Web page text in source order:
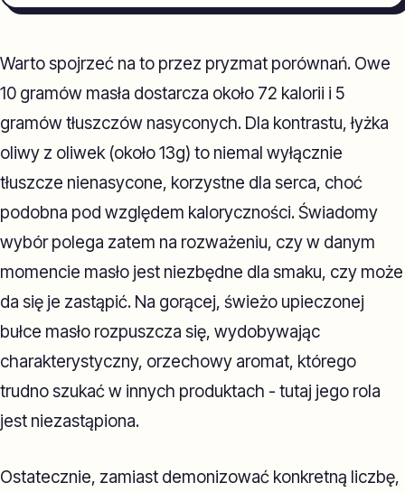
Warto spojrzeć na to przez pryzmat porównań. Owe
10 gramów masła dostarcza około 72 kalorii i 5
gramów tłuszczów nasyconych. Dla kontrastu, łyżka
oliwy z oliwek (około 13g) to niemal wyłącznie
tłuszcze nienasycone, korzystne dla serca, choć
podobna pod względem kaloryczności. Świadomy
wybór polega zatem na rozważeniu, czy w danym
momencie masło jest niezbędne dla smaku, czy może
da się je zastąpić. Na gorącej, świeżo upieczonej
bułce masło rozpuszcza się, wydobywając
charakterystyczny, orzechowy aromat, którego
trudno szukać w innych produktach - tutaj jego rola
jest niezastąpiona.
Ostatecznie, zamiast demonizować konkretną liczbę,